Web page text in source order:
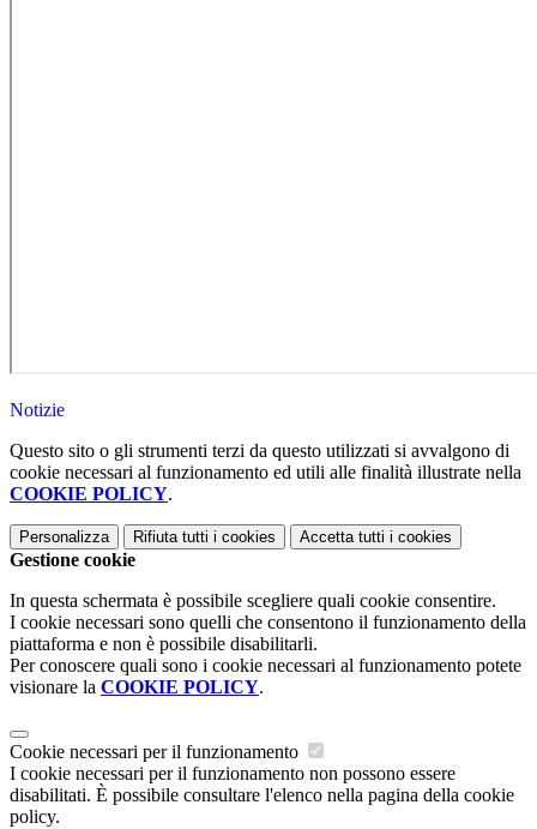
Notizie
Questo sito o gli strumenti terzi da questo utilizzati si avvalgono di
cookie necessari al funzionamento ed utili alle finalità illustrate nella
COOKIE POLICY.
Personalizza Rifiuta tutti i cookies Accetta tutti i cookies
Gestione cookie
In questa schermata è possibile scegliere quali cookie consentire.
I cookie necessari sono quelli che consentono il funzionamento della
piattaforma e non è possibile disabilitarli.
Per conoscere quali sono i cookie necessari al funzionamento potete
visionare la COOKIE POLICY.
Cookie necessari per il funzionamento
I cookie necessari per il funzionamento non possono essere
disabilitati. È possibile consultare l'elenco nella pagina della cookie
policy.